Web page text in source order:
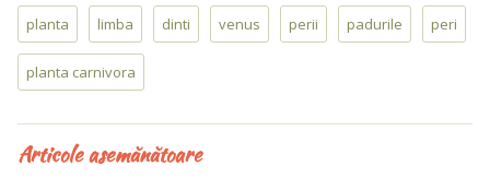
planta limba dinti venus perii padurile peri
planta carnivora
Articole asemănătoare